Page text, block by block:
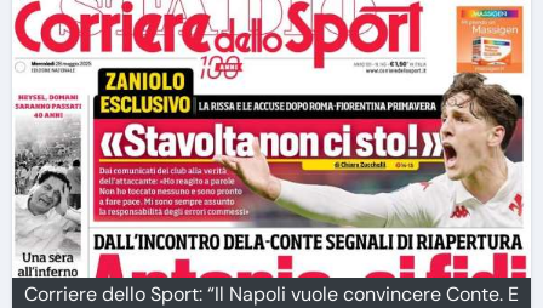
Corriere dello Sport: “Il Napoli vuole convincere Conte. E